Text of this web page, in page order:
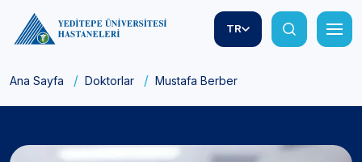
TR
Ana Sayfa Doktorlar Mustafa Berber